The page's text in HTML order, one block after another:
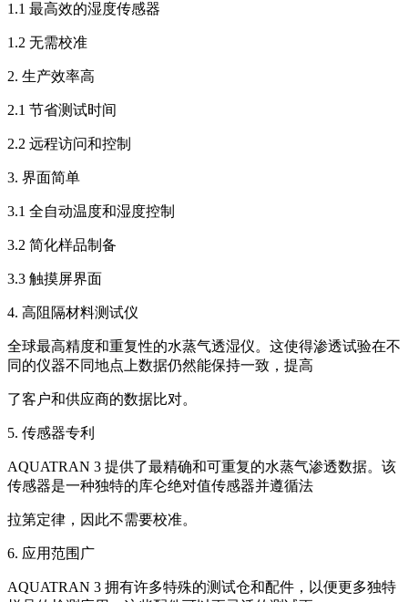
1.1 最高效的湿度传感器
1.2 无需校准
2. 生产效率高
2.1 节省测试时间
2.2 远程访问和控制
3. 界面简单
3.1 全自动温度和湿度控制
3.2 简化样品制备
3.3 触摸屏界面
4. 高阻隔材料测试仪
全球最高精度和重复性的水蒸气透湿仪。这使得渗透试验在不
同的仪器不同地点上数据仍然能保持一致，提高
了客户和供应商的数据比对。
5. 传感器专利
AQUATRAN 3 提供了最精确和可重复的水蒸气渗透数据。该
传感器是一种独特的库仑绝对值传感器并遵循法
拉第定律，因此不需要校准。
6. 应用范围广
AQUATRAN 3 拥有许多特殊的测试仓和配件，以便更多独特